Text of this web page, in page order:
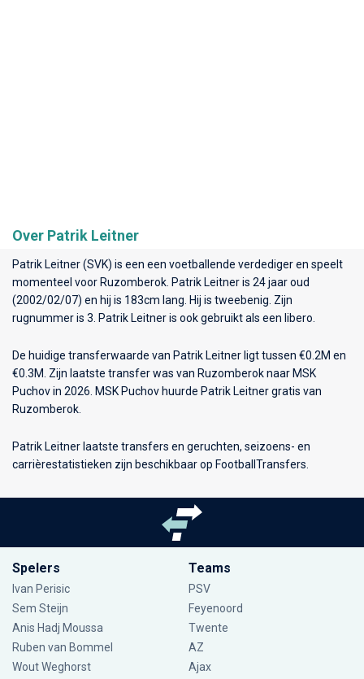
Over Patrik Leitner
Patrik Leitner (SVK) is een een voetballende verdediger en speelt
momenteel voor Ruzomberok . Patrik Leitner is 24 jaar oud
(2002/02/07) en hij is 183cm lang. Hij is tweebenig. Zijn
rugnummer is 3. Patrik Leitner is ook gebruikt als een libero.
De huidige transferwaarde van Patrik Leitner ligt tussen €0.2M en
€0.3M. Zijn laatste transfer was van Ruzomberok naar MSK
Puchov in 2026. MSK Puchov huurde Patrik Leitner gratis van
Ruzomberok.
Patrik Leitner laatste transfers en geruchten, seizoens- en
carrièrestatistieken zijn beschikbaar op FootballTransfers.
Spelers
Ivan Perisic
Sem Steijn
Anis Hadj Moussa
Ruben van Bommel
Wout Weghorst
Teams
PSV
Feyenoord
Twente
AZ
Ajax